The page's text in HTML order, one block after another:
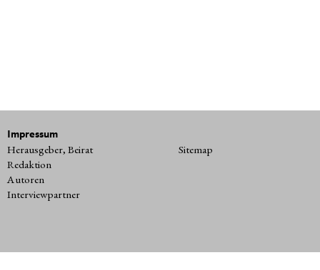
Impressum
Herausgeber, Beirat
Redaktion
Autoren
Interviewpartner
Sitemap